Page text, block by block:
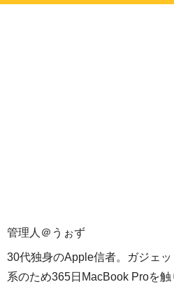
管理人＠うぉず
30代独身のApple信者。ガジェ
系のため365日MacBook Proを